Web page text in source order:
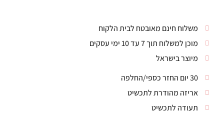
משלוח חינם מאובטח לבית הלקוח
מוכן למשלוח תוך 7 עד 10 ימי עסקים
מיוצר בישראל
30 יום החזר כספי/החלפה
אריזה מהודרת לתכשיט
תעודה לתכשיט